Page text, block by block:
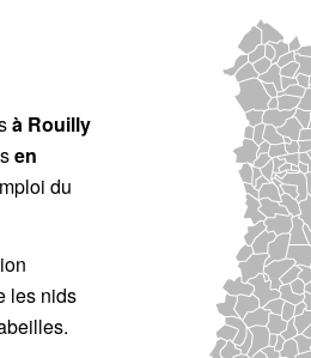
à Rouilly
en
du
les nids